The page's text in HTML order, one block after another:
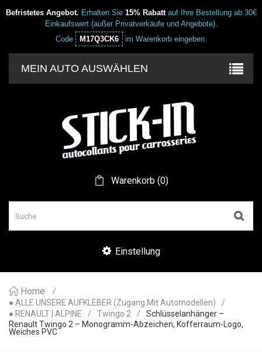
Befristetes Angebot. Erhalten Sie 15% Rabattauf Ihre Bestellung ab 30€
Einkaufswert (außer Privatverkäufe und Angebote).
Code
M17Q3CK6 im Warenkorb eingeben.
MEIN AUTO AUSWÄHLEN
Warenkorb(0)
Einstellung
Home
● ALLE UNSERE AUFKLEBER (Zugang Mit Automodellen)
● RENAULT | ALPINE
Twingo 2
Schlüsselanhänger –
Renault Twingo 2 – Monogramm-Abzeichen, Kofferraum-Logo,
Weiches PVC